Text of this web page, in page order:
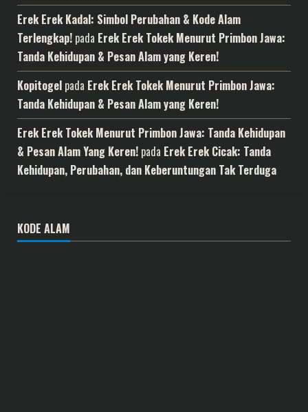
Erek Erek Kadal: Simbol Perubahan & Kode Alam
Terlengkap! pada Erek Erek Tokek Menurut Primbon Jawa:
Tanda Kehidupan & Pesan Alam yang Keren!
Kopitogel pada Erek Erek Tokek Menurut Primbon Jawa:
Tanda Kehidupan & Pesan Alam yang Keren!
Erek Erek Tokek Menurut Primbon Jawa: Tanda Kehidupan
& Pesan Alam Yang Keren! pada Erek Erek Cicak: Tanda
Kehidupan, Perubahan, dan Keberuntungan Tak Terduga
KODE ALAM